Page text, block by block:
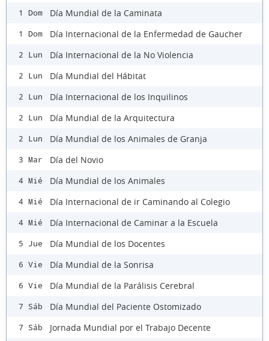
1 Dom Día Mundial de la Caminata
1 Dom Día Internacional de la Enfermedad de Gaucher
2 Lun Día Internacional de la No Violencia
2 Lun Día Mundial del Hábitat
2 Lun Día Internacional de los Inquilinos
2 Lun Día Mundial de la Arquitectura
2 Lun Día Mundial de los Animales de Granja
3 Mar Día del Novio
4 Mié Día Mundial de los Animales
4 Mié Día Internacional de ir Caminando al Colegio
4 Mié Día Internacional de Caminar a la Escuela
5 Jue Día Mundial de los Docentes
6 Vie Día Mundial de la Sonrisa
6 Vie Día Mundial de la Parálisis Cerebral
7 Sáb Día Mundial del Paciente Ostomizado
7 Sáb Jornada Mundial por el Trabajo Decente